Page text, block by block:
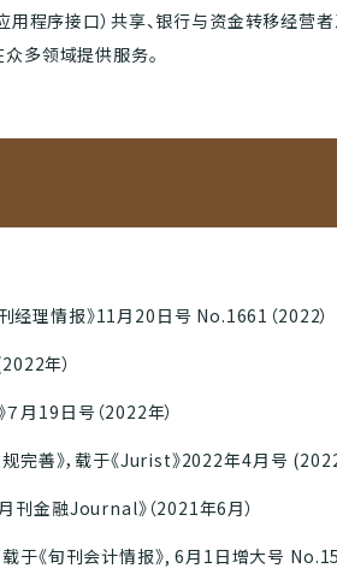
序接口）共享、银行与资金转移经营
多领域提供服务。
经理情报》11月20日号 No.1661（2022）
年）
月19日号（2022年）
善》，载于《Jurist》2022年4月号
刊金融Journal》（2021年6月）
于《旬刊会计情报》, 6月1日增大号